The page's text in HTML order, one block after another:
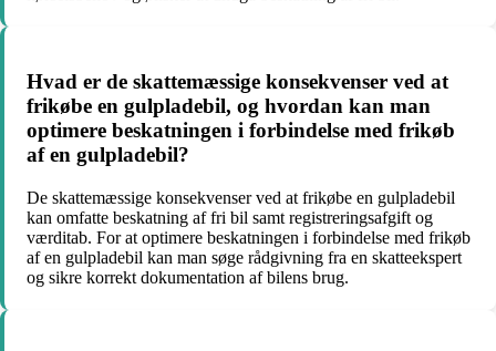
Hvad er de skattemæssige konsekvenser ved at
frikøbe en gulpladebil, og hvordan kan man
optimere beskatningen i forbindelse med frikøb
af en gulpladebil?
De skattemæssige konsekvenser ved at frikøbe en gulpladebil
kan omfatte beskatning af fri bil samt registreringsafgift og
værditab. For at optimere beskatningen i forbindelse med frikøb
af en gulpladebil kan man søge rådgivning fra en skatteekspert
og sikre korrekt dokumentation af bilens brug.